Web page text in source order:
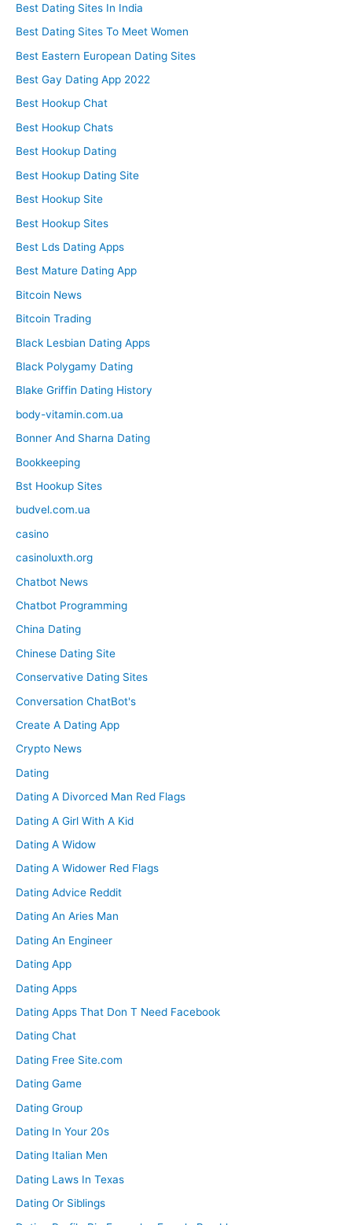
Best Dating Sites In India
Best Dating Sites To Meet Women
Best Eastern European Dating Sites
Best Gay Dating App 2022
Best Hookup Chat
Best Hookup Chats
Best Hookup Dating
Best Hookup Dating Site
Best Hookup Site
Best Hookup Sites
Best Lds Dating Apps
Best Mature Dating App
Bitcoin News
Bitcoin Trading
Black Lesbian Dating Apps
Black Polygamy Dating
Blake Griffin Dating History
body-vitamin.com.ua
Bonner And Sharna Dating
Bookkeeping
Bst Hookup Sites
budvel.com.ua
casino
casinoluxth.org
Chatbot News
Chatbot Programming
China Dating
Chinese Dating Site
Conservative Dating Sites
Conversation ChatBot's
Create A Dating App
Crypto News
Dating
Dating A Divorced Man Red Flags
Dating A Girl With A Kid
Dating A Widow
Dating A Widower Red Flags
Dating Advice Reddit
Dating An Aries Man
Dating An Engineer
Dating App
Dating Apps
Dating Apps That Don T Need Facebook
Dating Chat
Dating Free Site.com
Dating Game
Dating Group
Dating In Your 20s
Dating Italian Men
Dating Laws In Texas
Dating Or Siblings